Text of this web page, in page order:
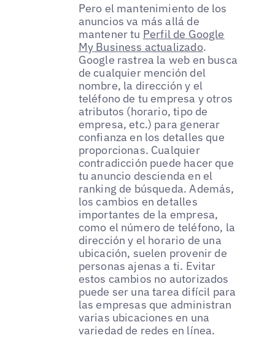
Pero el mantenimiento de los
anuncios va más allá de
mantener tu Perfil de Google
My Business actualizado.
Google rastrea la web en busca
de cualquier mención del
nombre, la dirección y el
teléfono de tu empresa y otros
atributos (horario, tipo de
empresa, etc.) para generar
confianza en los detalles que
proporcionas. Cualquier
contradicción puede hacer que
tu anuncio descienda en el
ranking de búsqueda. Además,
los cambios en detalles
importantes de la empresa,
como el número de teléfono, la
dirección y el horario de una
ubicación, suelen provenir de
personas ajenas a ti. Evitar
estos cambios no autorizados
puede ser una tarea difícil para
las empresas que administran
varias ubicaciones en una
variedad de redes en línea.